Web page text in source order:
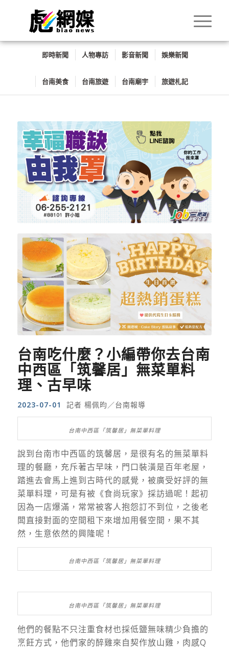
即時新聞 人物專訪 影音新聞 娛樂新聞
台南美食 台南旅遊 台南廟宇 旅遊札記
台南吃什麼？小編帶你去台南
中西區「筑馨居」無菜單料
理、古早味
2023-07-01 記者 楊佩昀／台南報導
台南中西區「筑馨居」無菜單料理
說到台南市中西區的筑馨居，是很有名的無菜單料
理的餐廳，充斥著古早味，門口裝潢是百年老屋，
踏進去會馬上進到古時代的感覺，被廣受好評的無
菜單料理，可是有被《食尚玩家》採訪過呢！起初
因為一店爆滿，常常被客人抱怨訂不到位，之後老
闆直接對面的空間租下來增加用餐空間，果不其
然，生意依然的興隆呢！
台南中西區「筑馨居」無菜單料理
台南中西區「筑馨居」無菜單料理
他們的餐點不只注重食材也採低鹽無味精少負擔的
烹飪方式，他們家的醉雞來自契作放山雞，肉感Q